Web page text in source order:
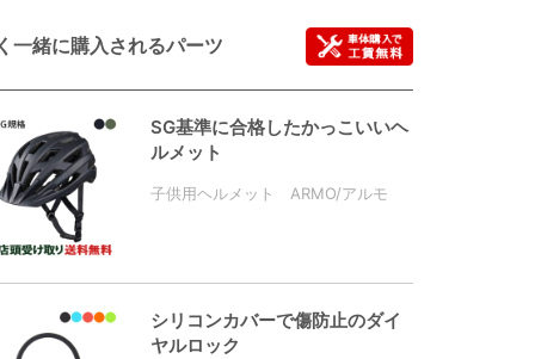
一緒に購入されるパーツ
SG基準に合格したかっこいいヘ
ルメット
子供用ヘルメット ARMO/アルモ
シリコンカバーで傷防止のダイ
ヤルロック